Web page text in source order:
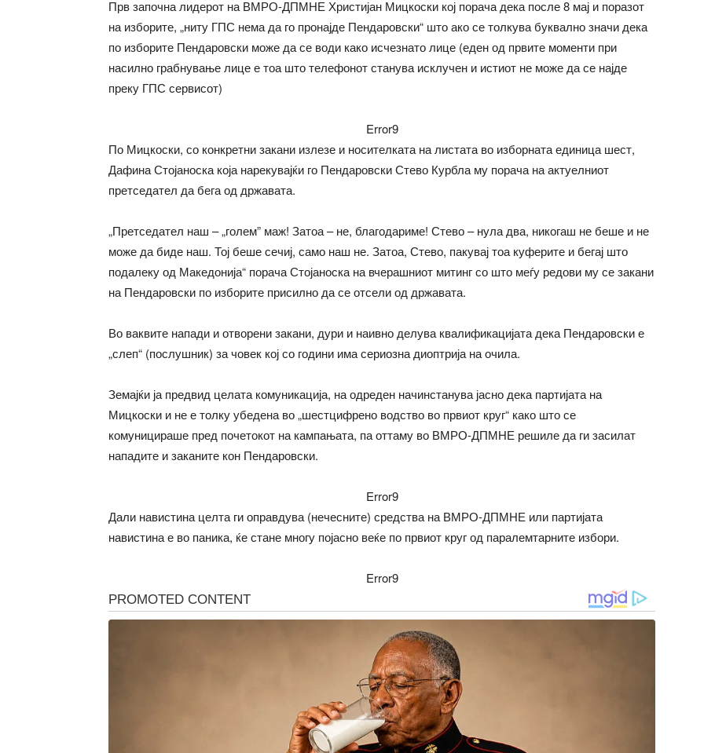
Прв започна лидерот на ВМРО-ДПМНЕ Христијан Мицкоски кој порача дека после 8 мај и поразот
на изборите, „ниту ГПС нема да го пронајде Пендаровски“ што ако се толкува буквално значи дека
по изборите Пендаровски може да се води како исчезнато лице (еден од првите моменти при
насилно грабнување лице е тоа што телефонот станува исклучен и истиот не може да се најде
преку ГПС сервисот)
Error9
По Мицкоски, со конкретни закани излезе и носителката на листата во изборната единица шест,
Дафина Стојаноска која нарекувајќи го Пендаровски Стево Курбла му порача на актуелниот
претседател да бега од државата.
„Претседател наш – „голем” маж! Затоа – не, благодариме! Стево – нула два, никогаш не беше и не
може да биде наш. Тој беше сечиј, само наш не. Затоа, Стево, пакувај тоа куферите и бегај што
подалеку од Македонија“ порача Стојаноска на вчерашниот митинг со што меѓу редови му се закани
на Пендаровски по изборите присилно да се отсели од државата.
Во ваквите напади и отворени закани, дури и наивно делува квалификацијата дека Пендаровски е
„слеп“ (послушник) за човек кој со години има сериозна диоптрија на очила.
Земајќи ја предвид целата комуникација, на одреден начинстанува јасно дека партијата на
Мицкоски и не е толку убедена во „шестцифрено водство во првиот круг“ како што се
комуницираше пред почетокот на кампањата, па оттаму во ВМРО-ДПМНЕ решиле да ги засилат
нападите и заканите кон Пендаровски.
Error9
Дали навистина целта ги оправдува (нечесните) средства на ВМРО-ДПМНЕ или партијата
навистина е во паника, ќе стане многу појасно веќе по првиот круг од паралемтарните избори.
Error9